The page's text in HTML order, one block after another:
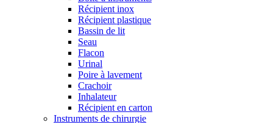
Récipient inox
Récipient plastique
Bassin de lit
Seau
Flacon
Urinal
Poire à lavement
Crachoir
Inhalateur
Récipient en carton
Instruments de chirurgie